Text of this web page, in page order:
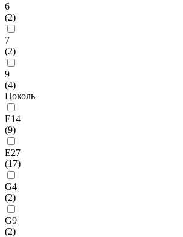
6
(2)
7
(2)
9
(4)
Цоколь
E14
(9)
E27
(17)
G4
(2)
G9
(2)